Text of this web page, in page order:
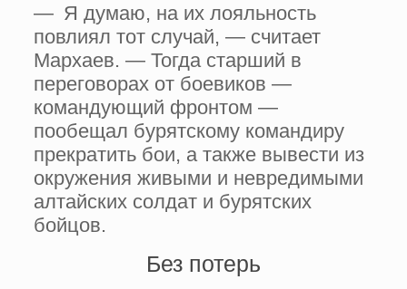
— Я думаю, на их лояльность
повлиял тот случай, — считает
Мархаев. — Тогда старший в
переговорах от боевиков —
командующий фронтом —
пообещал бурятскому командиру
прекратить бои, а также вывести из
окружения живыми и невредимыми
алтайских солдат и бурятских
бойцов.
Без потерь